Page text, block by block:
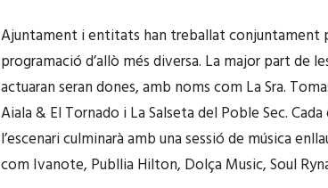
Ajuntament i entitats han treballat conjuntament
programació d’allò més diversa. La major part de
actuaran seran dones, amb noms com La Sra.
Aiala & El Tornado i La Salseta del Poble Sec.
l’escenari culminarà amb una sessió de música
com Ivanote, Publlia Hilton, Dolça Music, Soul